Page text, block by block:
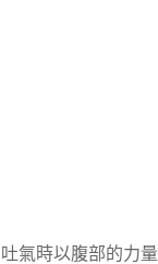
吐氣時以腹部的力